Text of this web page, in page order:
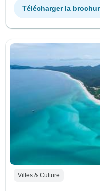
Télécharger la
Villes & Culture